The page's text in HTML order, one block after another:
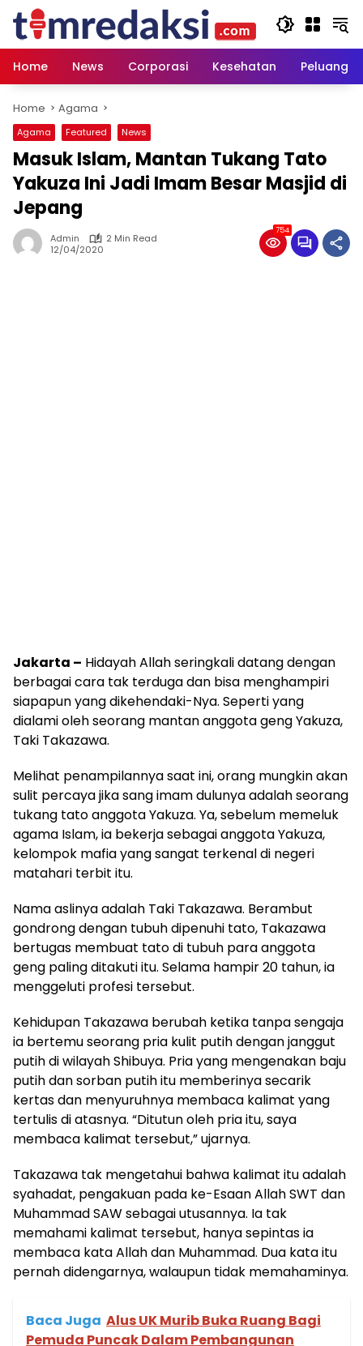
content
Home
News Corporasi Kesehatan Peluang
Home Agama
Agama Featured News
Masuk Islam, Mantan Tukang Tato
Yakuza Ini Jadi Imam Besar Masjid di
Jepang
Admin
2 Min Read
12/04/2020
754
Jakarta – Hidayah Allah seringkali datang dengan
berbagai cara tak terduga dan bisa menghampiri
siapapun yang dikehendaki-Nya. Seperti yang
dialami oleh seorang mantan anggota geng Yakuza,
Taki Takazawa.
Melihat penampilannya saat ini, orang mungkin akan
sulit percaya jika sang imam dulunya adalah seorang
tukang tato anggota Yakuza. Ya, sebelum memeluk
agama Islam, ia bekerja sebagai anggota Yakuza,
kelompok mafia yang sangat terkenal di negeri
matahari terbit itu.
Nama aslinya adalah Taki Takazawa. Berambut
gondrong dengan tubuh dipenuhi tato, Takazawa
bertugas membuat tato di tubuh para anggota
geng paling ditakuti itu. Selama hampir 20 tahun, ia
menggeluti profesi tersebut.
Kehidupan Takazawa berubah ketika tanpa sengaja
ia bertemu seorang pria kulit putih dengan janggut
putih di wilayah Shibuya. Pria yang mengenakan baju
putih dan sorban putih itu memberinya secarik
kertas dan menyuruhnya membaca kalimat yang
tertulis di atasnya. “Ditutun oleh pria itu, saya
membaca kalimat tersebut,” ujarnya.
Takazawa tak mengetahui bahwa kalimat itu adalah
syahadat, pengakuan pada ke-Esaan Allah SWT dan
Muhammad SAW sebagai utusannya. Ia tak
memahami kalimat tersebut, hanya sepintas ia
membaca kata Allah dan Muhammad. Dua kata itu
pernah didengarnya, walaupun tidak memahaminya.
Baca Juga Alus UK Murib Buka Ruang Bagi
Pemuda Puncak Dalam Pembangunan